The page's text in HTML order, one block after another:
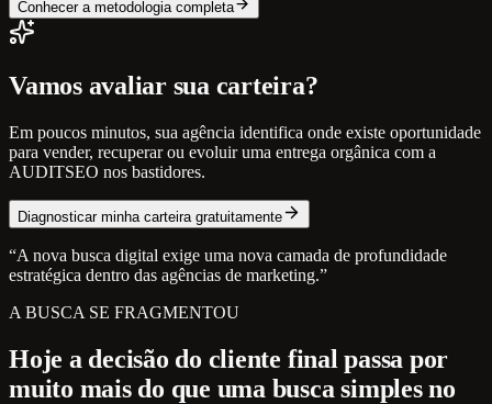
Conhecer a metodologia completa
Vamos avaliar sua carteira?
Em poucos minutos, sua agência identifica onde existe oportunidade
para vender, recuperar ou evoluir uma entrega orgânica com a
AUDITSEO nos bastidores.
Diagnosticar minha carteira gratuitamente
“A nova busca digital exige uma nova camada de profundidade
estratégica dentro das agências de marketing.”
A BUSCA SE FRAGMENTOU
Hoje a decisão do cliente final passa por
muito mais do que uma busca simples no